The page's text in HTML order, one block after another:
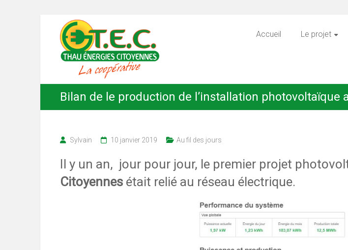
content
Thau
Énergies
Citoyennes
Accueil Le projet
Bilan de le production de l’installation photovoltaïque
Sylvain 10 janvier 2019 Au fil des jours
Il y un an, jour pour jour, le premier projet
Citoyennes était relié au réseau électrique.